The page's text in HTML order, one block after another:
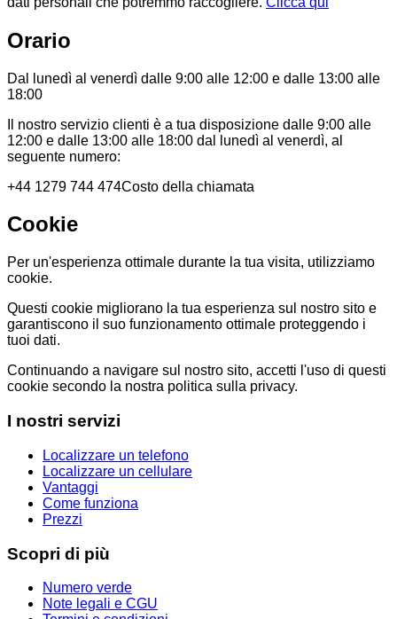
Orario
Dal lunedì al venerdì dalle 9:00 alle 12:00 e dalle 13:00 alle
18:00
Il nostro servizio clienti è a tua disposizione dalle 9:00 alle
12:00 e dalle 13:00 alle 18:00 dal lunedì al venerdì, al
seguente numero:
+44 1279 744 474Costo della chiamata
Cookie
Per un'esperienza ottimale durante la tua visita, utilizziamo
cookie.
Questi cookie migliorano la tua esperienza sul nostro sito e
garantiscono il suo funzionamento ottimale proteggendo i
tuoi dati.
Continuando a navigare sul nostro sito, accetti l'uso di questi
cookie secondo la nostra politica sulla privacy.
I nostri servizi
Localizzare un telefono
Localizzare un cellulare
Vantaggi
Come funziona
Prezzi
Scopri di più
Numero verde
Note legali e CGU